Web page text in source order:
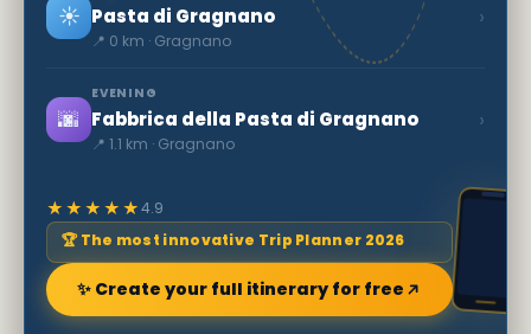
☀️ Pasta di Gragnano
📍 0 km · Gragnano
›
🌆
EVENING
Fabbrica della Pasta di Gragnano
📍 1.1 km · Gragnano
›
★★★★★4.9
🏆 The most innovative Trip Planner 2026
✨ Create your full itinerary for free